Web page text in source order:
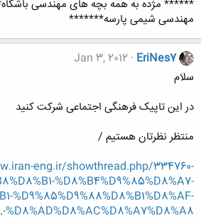
****** مژده به همه بچه های مهندسی
مهندسی شیمی پارسه*******
EriNes7
Jan 3, 2012
سلام
در این تاپیک فرهنگی اجتماعی شرکت کنید
منتظر نظرتان هستیم /
eng.ir/showthread.php/334760-
%D8%B4%D9%85%D8%A7-
%D9%85%D9%88%D8%B1%D8%AF-
%D8%AD%D8%AC%D8%A7%D8%A8-